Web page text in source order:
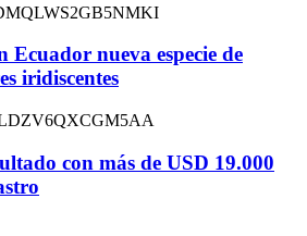
Ecuador nueva especie de
iridiscentes
con más de USD 19.000